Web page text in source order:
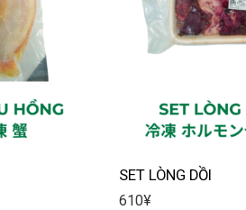
SET LÒNG DỒI
610¥